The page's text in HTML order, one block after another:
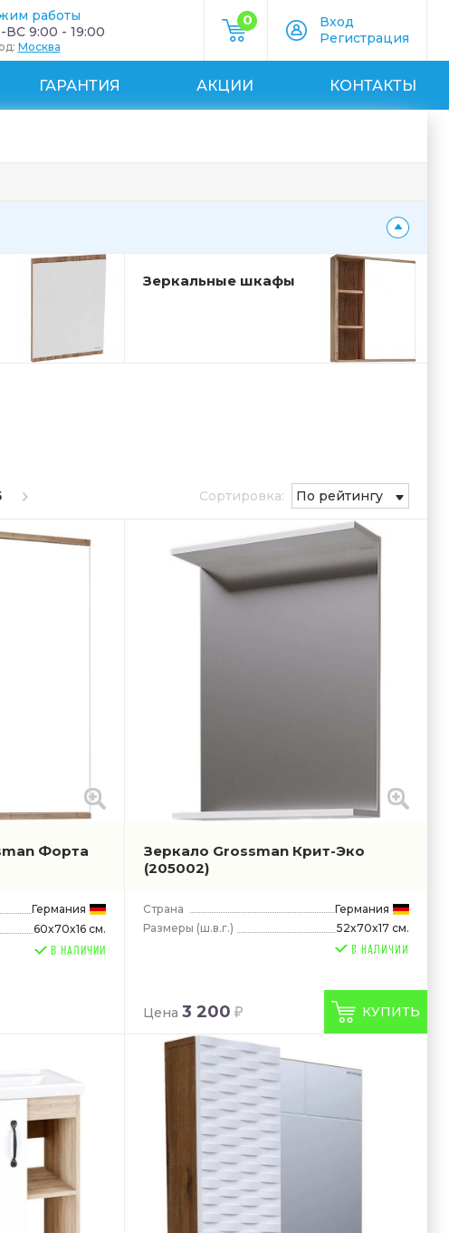
работы
9:00 - 19:00
Москва
0
Вход
Регистрация
ГАРАНТИЯ АКЦИИ КОНТАКТЫ
Зеркальные шкафы
Сортировка: По рейтингу
Форта
Германия
60x70x16 см.
В НАЛИЧИИ
Зеркало Grossman Крит-Эко
(205002)
Страна
Германия
Размеры (ш.в.г.) 52x70x17 см.
Цена 3 200 КУПИТЬ